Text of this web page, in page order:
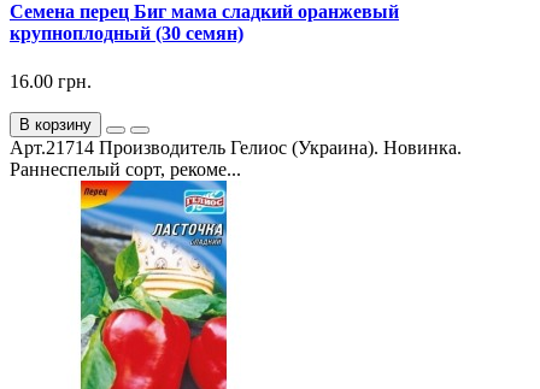
Семена перец Биг мама сладкий оранжевый
крупноплодный (30 семян)
16.00 грн.
В корзину
Арт.21714 Производитель Гелиос (Украина). Новинка.
Раннеспелый сорт, рекоме...